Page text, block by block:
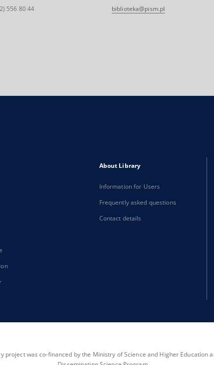
556 80 44 biblioteka@pism.pl
About Library
Information for Users
Frequently asked questions
Contact details
project was co-financed by the Ministry of Science and Higher Education